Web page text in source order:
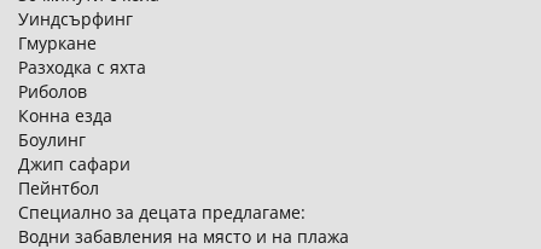
Уиндсърфинг
Гмуркане
Разходка с яхта
Риболов
Конна езда
Боулинг
Джип сафари
Пейнтбол
Специално за децата предлагаме:
Водни забавления на място и на плажа